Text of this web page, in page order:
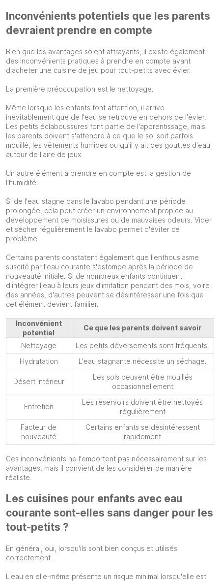
Inconvénients potentiels que les parents
devraient prendre en compte
Bien que les avantages soient attrayants, il existe également
des inconvénients pratiques à prendre en compte avant
d'acheter une cuisine de jeu pour tout-petits avec évier.
La première préoccupation est le nettoyage.
Même lorsque les enfants font attention, il arrive
inévitablement que de l'eau se retrouve en dehors de l'évier.
Les petits éclaboussures font partie de l'apprentissage, mais
les parents doivent s'attendre à ce que le sol soit parfois
mouillé, les vêtements humides ou qu'il y ait des gouttes d'eau
autour de l'aire de jeux.
Un autre élément à prendre en compte est la gestion de
l'humidité.
Si de l'eau stagne dans le lavabo pendant une période
prolongée, cela peut créer un environnement propice au
développement de moisissures ou de mauvaises odeurs. Vider
et sécher régulièrement le lavabo permet d'éviter ce
problème.
Certains parents constatent également que l'enthousiasme
suscité par l'eau courante s'estompe après la période de
nouveauté initiale. Si de nombreux enfants continuent
d'intégrer l'eau à leurs jeux d'imitation pendant des mois, voire
des années, d'autres peuvent se désintéresser une fois que
cet élément devient familier.
Inconvénient
potentiel
Ce que les parents doivent savoir
Nettoyage
Les petits déversements sont fréquents.
Hydratation
L'eau stagnante nécessite un séchage.
Désert intérieur
Les sols peuvent être mouillés
occasionnellement
Entretien
Les réservoirs doivent être nettoyés
régulièrement
Facteur de
nouveauté
Certains enfants se désintéressent
rapidement
Ces inconvénients ne l'emportent pas nécessairement sur les
avantages, mais il convient de les considérer de manière
réaliste.
Les cuisines pour enfants avec eau
courante sont-elles sans danger pour les
tout-petits ?
En général, oui, lorsqu'ils sont bien conçus et utilisés
correctement.
L'eau en elle-même présente un risque minimal lorsqu'elle est